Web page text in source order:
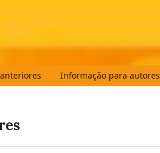
Informação para autores